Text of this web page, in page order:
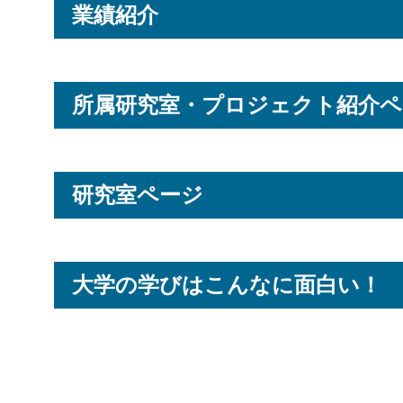
業績紹介
所属研究室・プロジェクト紹介
研究室ページ
大学の学びはこんなに面白い！